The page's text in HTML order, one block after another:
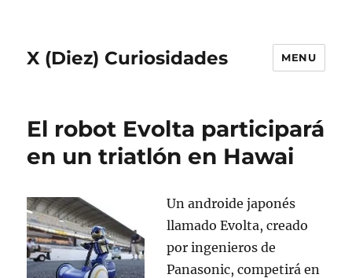
X (Diez) Curiosidades MENU
El robot Evolta participará
en un triatlón en Hawai
Un androide japonés
llamado Evolta, creado
por ingenieros de
Panasonic, competirá en